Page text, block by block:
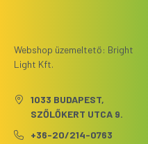
Webshop üzemeltető: Bright
Light Kft.
1033 BUDAPEST,
SZŐLŐKERT UTCA 9.
+36-20/214-0763